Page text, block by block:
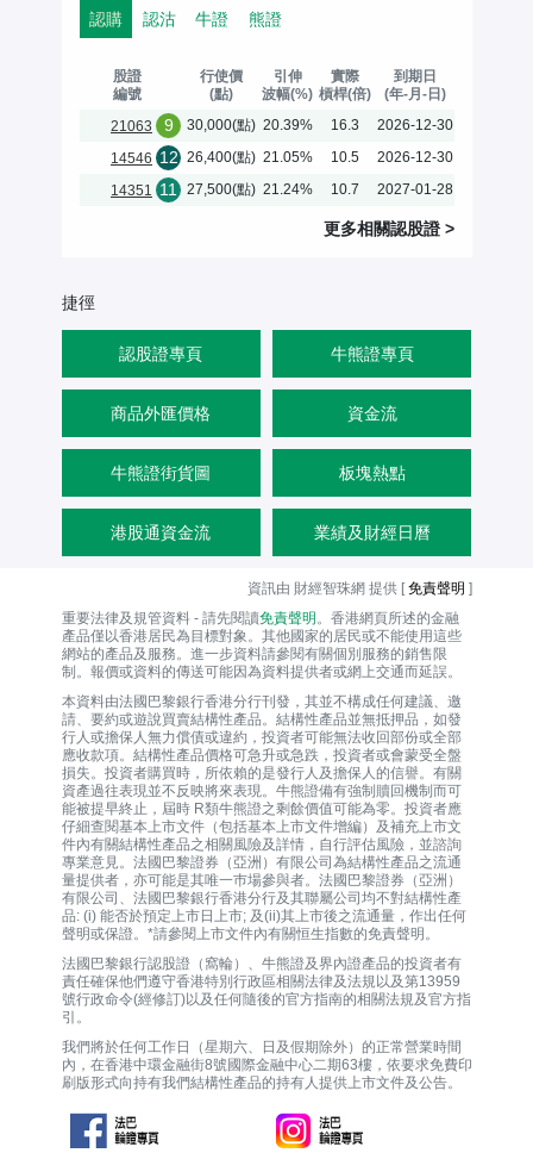
認購 認沽 牛證 熊證
股證
編號
行使價
(點)
引伸
波幅(%)
實際
槓桿(倍)
到期日
(年-月-日)
21063
9 30,000(點) 20.39% 16.3
2026-12-30
14546 12 26,400(點) 21.05% 10.5
2026-12-30
14351 11 27,500(點) 21.24% 10.7 2027-01-28
更多相關認股證>
捷徑
認股證專頁 牛熊證專頁
商品外匯價格 資金流
牛熊證街貨圖 板塊熱點
港股通資金流 業績及財經日曆
資訊由 財經智珠網 提供 [免責聲明 ]
重要法律及規管資料 - 請先閱讀免責聲明 。香港網頁所述的金融
產品僅以香港居民為目標對象。其他國家的居民或不能使用這些
網站的產品及服務。進一步資料請參閱有關個別服務的銷售限
制。報價或資料的傳送可能因為資料提供者或網上交通而延誤。
本資料由法國巴黎銀行香港分行刊發，其並不構成任何建議、邀
請、要約或遊說買賣結構性產品。結構性產品並無抵押品，如發
行人或擔保人無力償債或違約，投資者可能無法收回部份或全部
應收款項。結構性產品價格可急升或急跌，投資者或會蒙受全盤
損失。投資者購買時，所依賴的是發行人及擔保人的信譽。有關
資產過往表現並不反映將來表現。牛熊證備有強制贖回機制而可
能被提早終止，屆時 R類牛熊證之剩餘價值可能為零。投資者應
仔細查閱基本上市文件（包括基本上市文件增編）及補充上市文
件內有關結構性產品之相關風險及詳情，自行評估風險，並諮詢
專業意見。法國巴黎證券（亞洲）有限公司為結構性產品之流通
量提供者，亦可能是其唯一巿場參與者。法國巴黎證券（亞洲）
有限公司、法國巴黎銀行香港分行及其聯屬公司均不對結構性產
品: (i) 能否於預定上市日上市; 及(ii)其上市後之流通量，作出任何
聲明或保證。*請參閱上市文件內有關恒生指數的免責聲明。
法國巴黎銀行認股證（窩輪）、牛熊證及界內證產品的投資者有
責任確保他們遵守香港特別行政區相關法律及法規以及第13959
號行政命令(經修訂)以及任何隨後的官方指南的相關法規及官方指
引。
我們將於任何工作日（星期六、日及假期除外）的正常營業時間
內，在香港中環金融街8號國際金融中心二期63樓，依要求免費印
刷版形式向持有我們結構性產品的持有人提供上市文件及公告。